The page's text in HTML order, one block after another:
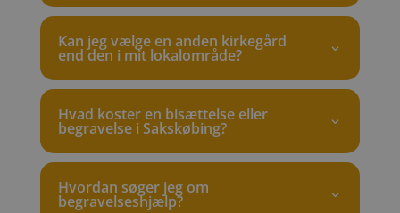
Kan jeg vælge en anden kirkegård
end den i mit lokalområde?
Hvad koster en bisættelse eller
begravelse i Sakskøbing?
Hvordan søger jeg om
begravelseshjælp?